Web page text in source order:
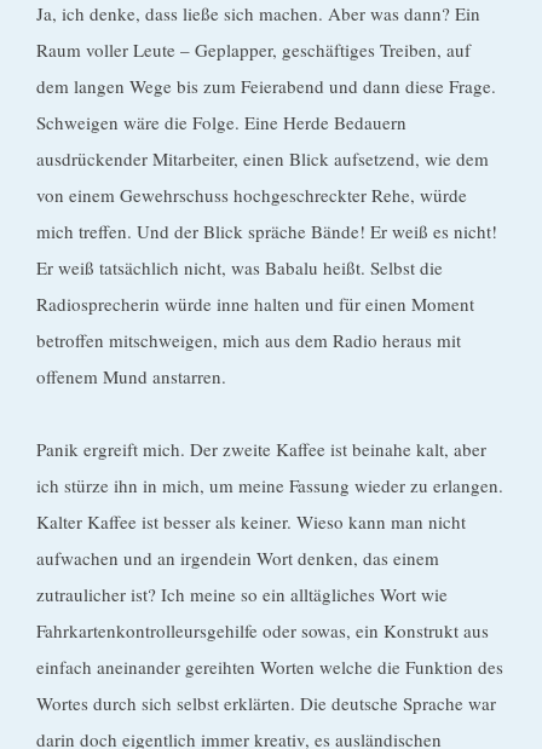
Ja, ich denke, dass ließe sich machen. Aber was dann? Ein
Raum voller Leute – Geplapper, geschäftiges Treiben, auf
dem langen Wege bis zum Feierabend und dann diese Frage.
Schweigen wäre die Folge. Eine Herde Bedauern
ausdrückender Mitarbeiter, einen Blick aufsetzend, wie dem
von einem Gewehrschuss hochgeschreckter Rehe, würde
mich treffen. Und der Blick spräche Bände! Er weiß es nicht!
Er weiß tatsächlich nicht, was Babalu heißt. Selbst die
Radiosprecherin würde inne halten und für einen Moment
betroffen mitschweigen, mich aus dem Radio heraus mit
offenem Mund anstarren.
Panik ergreift mich. Der zweite Kaffee ist beinahe kalt, aber
ich stürze ihn in mich, um meine Fassung wieder zu erlangen.
Kalter Kaffee ist besser als keiner. Wieso kann man nicht
aufwachen und an irgendein Wort denken, das einem
zutraulicher ist? Ich meine so ein alltägliches Wort wie
Fahrkartenkontrolleursgehilfe oder sowas, ein Konstrukt aus
einfach aneinander gereihten Worten welche die Funktion des
Wortes durch sich selbst erklärten. Die deutsche Sprache war
darin doch eigentlich immer kreativ, es ausländischen